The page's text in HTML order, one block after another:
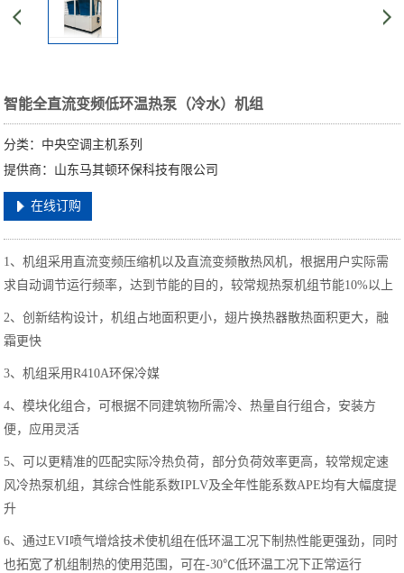
智能全直流变频低环温热泵（冷水）机组
分类：中央空调主机系列
提供商：山东马其顿环保科技有限公司
在线订购
1、机组采用直流变频压缩机以及直流变频散热风机，根据用户实际需
求自动调节运行频率，达到节能的目的，较常规热泵机组节能10%以上
2、创新结构设计，机组占地面积更小，翅片换热器散热面积更大，融
霜更快
3、机组采用R410A环保冷媒
4、模块化组合，可根据不同建筑物所需冷、热量自行组合，安装方
便，应用灵活
5、可以更精准的匹配实际冷热负荷，部分负荷效率更高，较常规定速
风冷热泵机组，其综合性能系数IPLV及全年性能系数APE均有大幅度提
升
6、通过EVI喷气增焓技术使机组在低环温工况下制热性能更强劲，同时
也拓宽了机组制热的使用范围，可在-30℃低环温工况下正常运行